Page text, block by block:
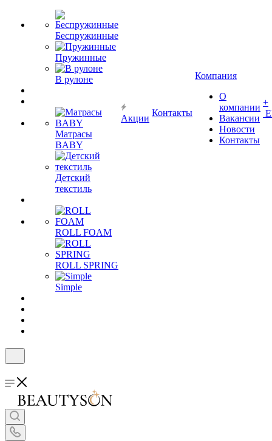
Беспружинные
Пружинные
В рулоне
Матрасы
BABY
Детский
текстиль
ROLL FOAM
ROLL SPRING
Simple
Акции
Контакты
Компания
О
компании
Вакансии
Новости
Контакты
+